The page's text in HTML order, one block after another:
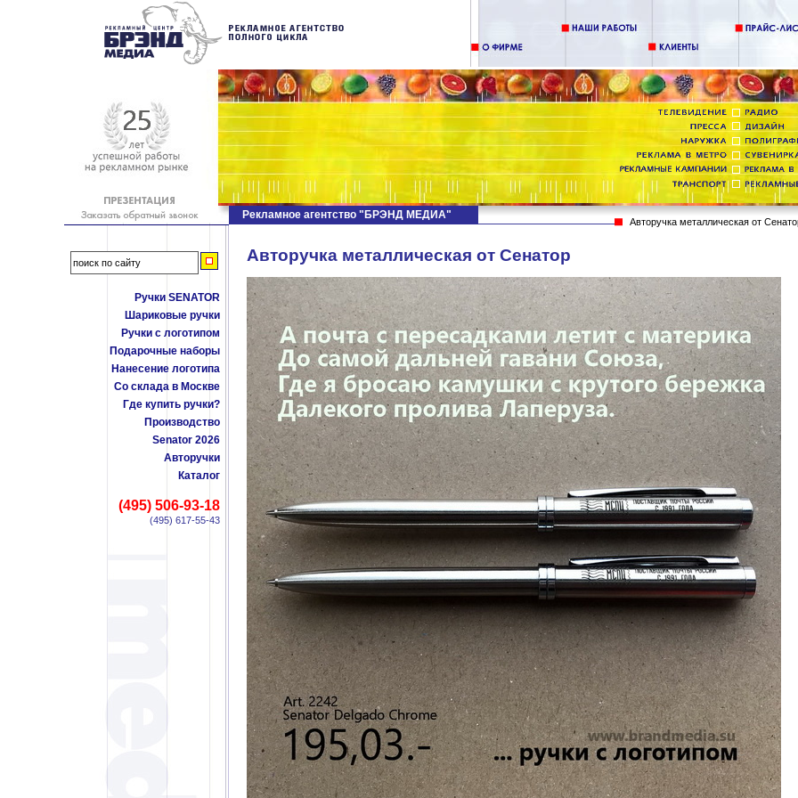
Авторучка металлическая от Сенатор
Ручки SENATOR
Шариковые ручки
Ручки с логотипом
Подарочные наборы
Нанесение логотипа
Со склада в Москве
Где купить ручки?
Производство
Senator 2026
Авторучки
Каталог
(495) 506-93-18
(495) 617-55-43
Рекламное агентство "БРЭНД МЕДИА"
Авторучка металлическая от